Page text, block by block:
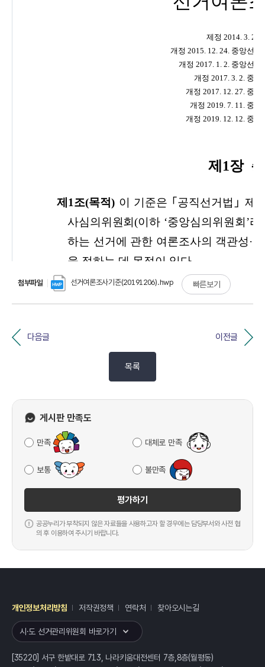
첨부파일 선거여론조사기준(20191206).hwp 빠른보기
다음글 이전글
목록
게시판 만족도
만족 대체로 만족
보통 불만족
평가하기
공공누리가 부착되지 않은 자료들을 사용하고자 할 경우에는 담당부서와 사전 협
의 후 이용하여 주시기 바랍니다.
개인정보처리방침 저작권정책 연락처 찾아오시는길
시·도 선거관리위원회 바로가기
[35220] 서구 한밭대로 713, 나라키움대전센터 7층,8층(월평동)